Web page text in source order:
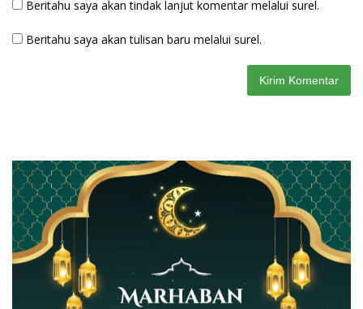
Beritahu saya akan tindak lanjut komentar melalui surel.
Beritahu saya akan tulisan baru melalui surel.